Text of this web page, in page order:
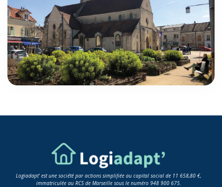
Logiadapt' est une société par actions simplifiée au capital social de 11 658,80 €,
immatriculée au RCS de Marseille sous le numéro 948 900 675.